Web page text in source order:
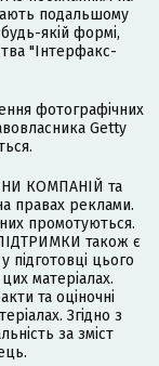
подальшому
якій формі,
"Інтерфакс-
фотографічних
Getty
КОМПАНІЙ та
правах реклами.
промотуються.
також є
підготовці цього
матеріалах.
та оціночні
Згідно з
за зміст